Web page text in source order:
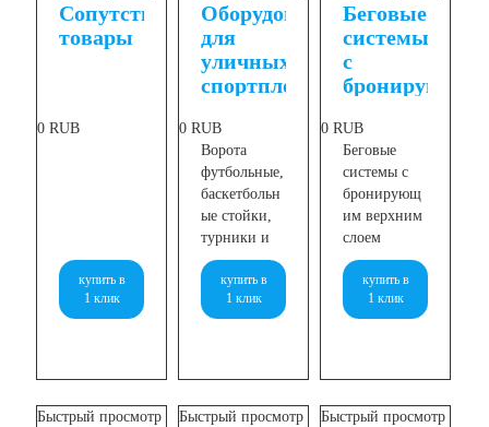
Сопутствующие
товары
0 RUB
купить в
1 клик
Оборудование
для
уличных
спортплощадок
0 RUB
Ворота
футбольные,
баскетбольн
ые стойки,
турники и
многое
другое
купить в
1 клик
Беговые
системы
с
бронирующим
слоем
0 RUB
Беговые
системы с
бронирующ
им верхним
слоем
купить в
1 клик
Быстрый просмотр Быстрый просмотр Быстрый просмотр